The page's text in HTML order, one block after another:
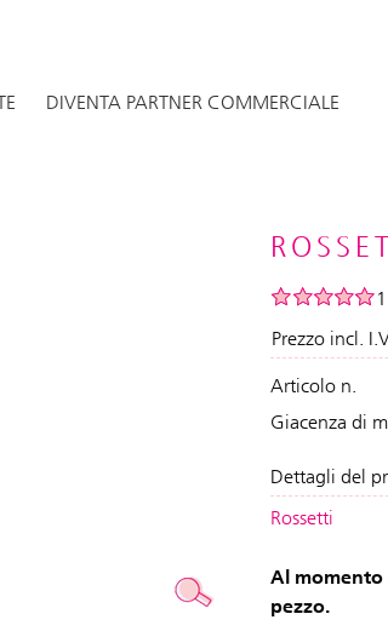
DIVENTA PARTNER COMMERCIALE
1
Prezzo incl.
Articolo n.
Giacenza di
Dettagli del
Rossetti
Al
pezzo.